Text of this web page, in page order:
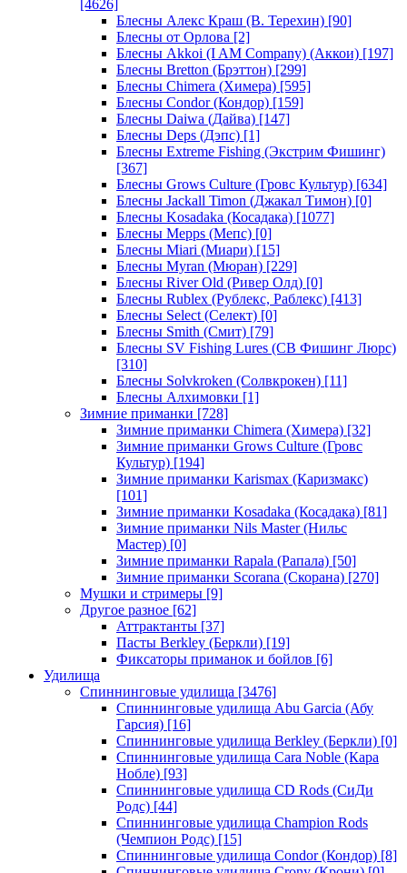
[4626]
Блесны Алекс Краш (В. Терехин) [90]
Блесны от Орлова [2]
Блесны Akkoi (I AM Company) (Аккои) [197]
Блесны Bretton (Брэттон) [299]
Блесны Chimera (Химера) [595]
Блесны Condor (Кондор) [159]
Блесны Daiwa (Дайва) [147]
Блесны Deps (Дэпс) [1]
Блесны Extreme Fishing (Экстрим Фишинг)
[367]
Блесны Grows Culture (Гровс Культур) [634]
Блесны Jackall Timon (Джакал Тимон) [0]
Блесны Kosadaka (Косадака) [1077]
Блесны Mepps (Мепс) [0]
Блесны Miari (Миари) [15]
Блесны Myran (Мюран) [229]
Блесны River Old (Ривер Олд) [0]
Блесны Rublex (Рублекс, Раблекс) [413]
Блесны Select (Селект) [0]
Блесны Smith (Смит) [79]
Блесны SV Fishing Lures (СВ Фишинг Люрс)
[310]
Блесны Solvkroken (Солвкрокен) [11]
Блесны Алхимовки [1]
Зимние приманки [728]
Зимние приманки Chimera (Химера) [32]
Зимние приманки Grows Culture (Гровс
Культур) [194]
Зимние приманки Karismax (Каризмакс)
[101]
Зимние приманки Kosadaka (Косадака) [81]
Зимние приманки Nils Master (Нильс
Мастер) [0]
Зимние приманки Rapala (Рапала) [50]
Зимние приманки Scorana (Скорана) [270]
Мушки и стримеры [9]
Другое разное [62]
Аттрактанты [37]
Пасты Berkley (Беркли) [19]
Фиксаторы приманок и бойлов [6]
Удилища
Спиннинговые удилища [3476]
Спиннинговые удилища Abu Garcia (Абу
Гарсия) [16]
Спиннинговые удилища Berkley (Беркли) [0]
Спиннинговые удилища Cara Noble (Кара
Нобле) [93]
Спиннинговые удилища CD Rods (СиДи
Родс) [44]
Спиннинговые удилища Champion Rods
(Чемпион Родс) [15]
Спиннинговые удилища Condor (Кондор) [8]